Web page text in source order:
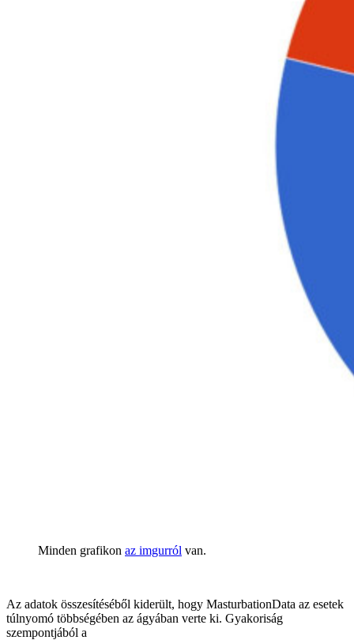
Minden grafikon az imgurról van.
Az adatok összesítéséből kiderült, hogy MasturbationData az esetek
túlnyomó többségében az ágyában verte ki. Gyakoriság
szempontjából a